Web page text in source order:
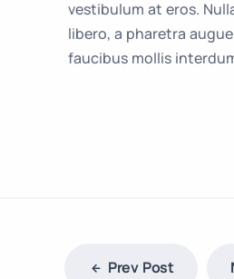
vestibulum at eros.
libero, a pharetra
faucibus mollis
Prev Post